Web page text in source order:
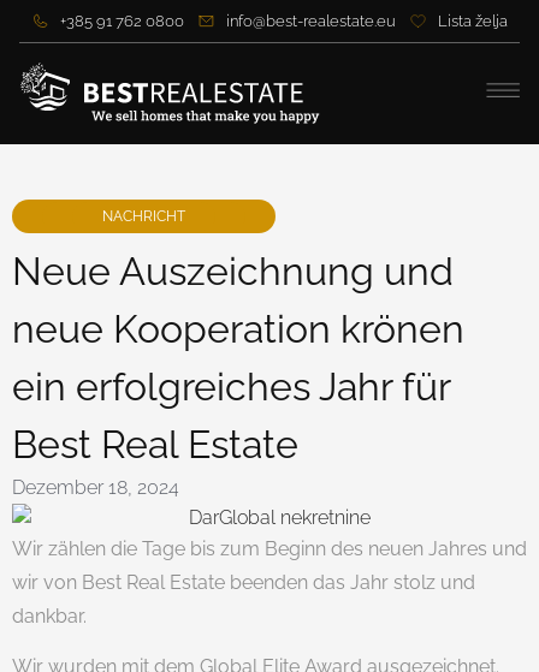
+385 91 762 0800 info@best-realestate.eu Lista želja
NACHRICHT
Neue Auszeichnung und
neue Kooperation krönen
ein erfolgreiches Jahr für
Best Real Estate
Dezember 18, 2024
Wir zählen die Tage bis zum Beginn des neuen Jahres und
wir von Best Real Estate beenden das Jahr stolz und
dankbar.
Wir wurden mit dem Global Elite Award ausgezeichnet.